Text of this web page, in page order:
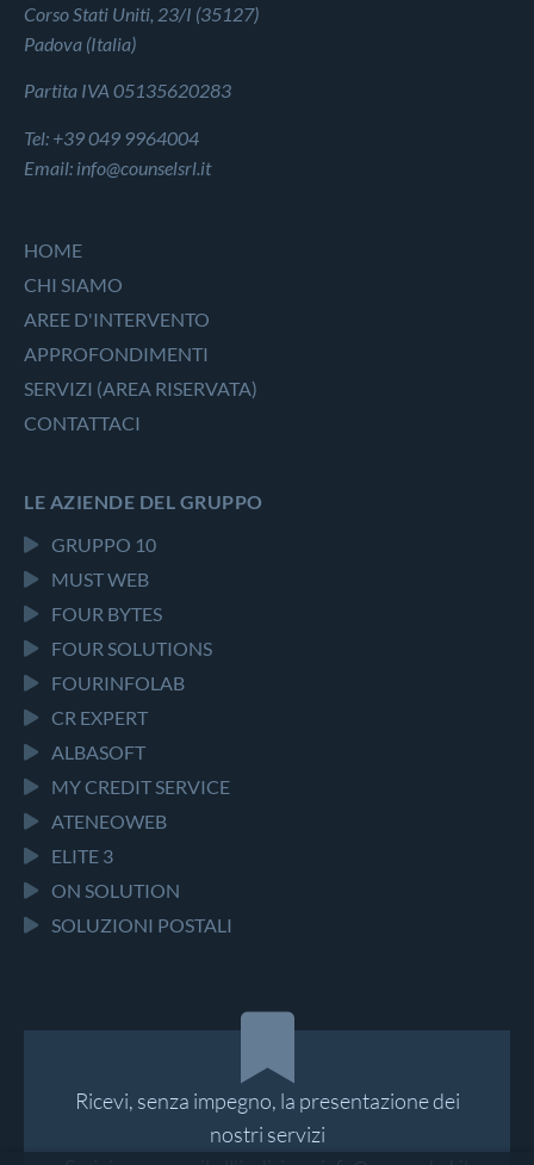
Corso Stati Uniti, 23/I (35127)
Padova (Italia)
Partita IVA 05135620283
Tel: +39 049 9964004
Email: info@counselsrl.it
HOME
CHI SIAMO
AREE D'INTERVENTO
APPROFONDIMENTI
SERVIZI (AREA RISERVATA)
CONTATTACI
LE AZIENDE DEL GRUPPO
GRUPPO 10
MUST WEB
FOUR BYTES
FOUR SOLUTIONS
FOURINFOLAB
CR EXPERT
ALBASOFT
MY CREDIT SERVICE
ATENEOWEB
ELITE 3
ON SOLUTION
SOLUZIONI POSTALI
Ricevi, senza impegno, la presentazione dei
nostri servizi